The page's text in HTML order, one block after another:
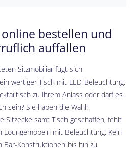
bestellen und
auffallen
Sitzmobiliar fügt sich
wertiger Tisch mit LED-Beleuchtung.
zu Ihrem Anlass oder darf es
sein? Sie haben die Wahl!
Sitzecke samt Tisch geschaffen, fehlt
mit Beleuchtung. Kein
Bar-Konstruktionen bis hin zu